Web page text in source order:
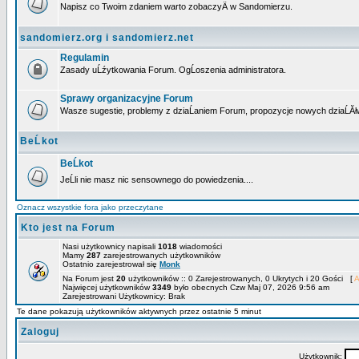
Napisz co Twoim zdaniem warto zobaczyÄ w Sandomierzu.
sandomierz.org i sandomierz.net
Regulamin
Zasady uĹźytkowania Forum. OgĹoszenia administratora.
Sprawy organizacyjne Forum
Wasze sugestie, problemy z dziaĹaniem Forum, propozycje nowych
BeĹkot
BeĹkot
JeĹli nie masz nic sensownego do powiedzenia....
Oznacz wszystkie fora jako przeczytane
Kto jest na Forum
Nasi użytkownicy napisali 1018 wiadomości
Mamy 287 zarejestrowanych użytkowników
Ostatnio zarejestrował się Monk
Na Forum jest 20 użytkowników :: 0 Zarejestrowanych, 0 Ukrytych i 20 Gości [
Najwięcej użytkowników3349 było obecnych Czw Maj 07, 2026 9:56 am
Zarejestrowani Użytkownicy: Brak
Te dane pokazują użytkowników aktywnych przez ostatnie 5 minut
Zaloguj
Użytkownik: